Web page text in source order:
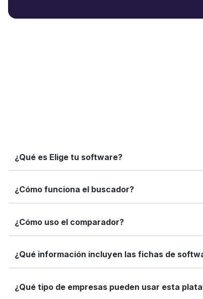
¿Qué es Elige tu software?
Elige tu software es una plataforma
informadas con datos reales, fichas completas y
¿Cómo funciona el buscador?
Simplemente escribe el nombre del software,
encajan con tus necesidades.
¿Cómo uso el comparador?
Marca los softwares que te interesan y haz clic
Así puedes ver de forma rápida cuál se adapta
¿Qué información incluyen las fichas de
Cada ficha incluye una descripción detallada,
valoraciones de usuarios. Queremos que tengas
¿Qué tipo de empresas pueden usar esta